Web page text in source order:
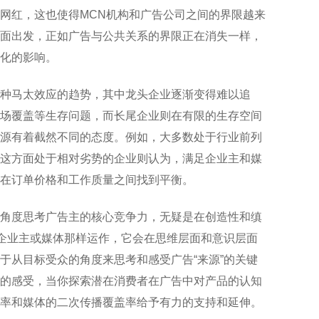
红，这也使得MCN机构和广告公司之间的界限越来
出发，正如广告与公共关系的界限正在消失一样，
的影响。
马太效应的趋势，其中龙头企业逐渐变得难以追
覆盖等生存问题，而长尾企业则在有限的生存空间
有着截然不同的态度。例如，大多数处于行业前列
方面处于相对劣势的企业则认为，满足企业主和媒
订单价格和工作质量之间找到平衡。
度思考广告主的核心竞争力，无疑是在创造性和缜
业主或媒体那样运作，它会在思维层面和意识层面
从目标受众的角度来思考和感受广告“来源”的关键
感受，当你探索潜在消费者在广告中对产品的认知
媒体的二次传播覆盖率给予有力的支持和延伸。